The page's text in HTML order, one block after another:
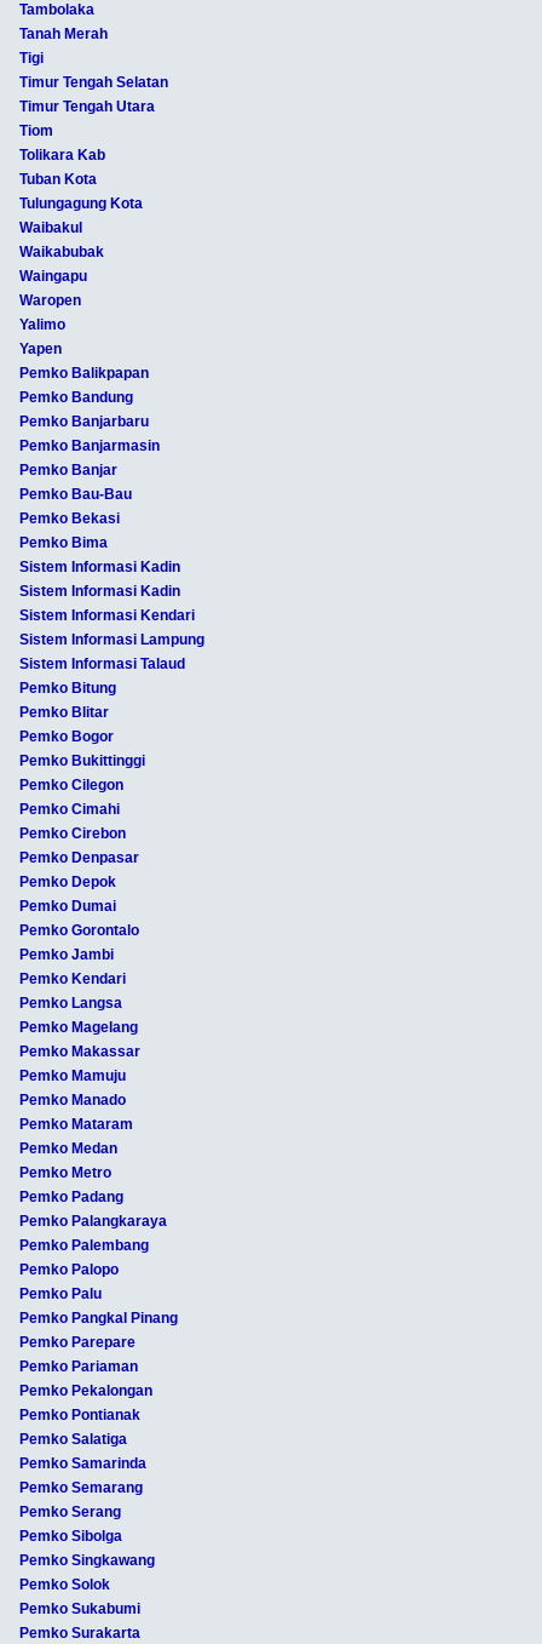
Tambolaka
Tanah Merah
Tigi
Timur Tengah Selatan
Timur Tengah Utara
Tiom
Tolikara Kab
Tuban Kota
Tulungagung Kota
Waibakul
Waikabubak
Waingapu
Waropen
Yalimo
Yapen
Pemko Balikpapan
Pemko Bandung
Pemko Banjarbaru
Pemko Banjarmasin
Pemko Banjar
Pemko Bau-Bau
Pemko Bekasi
Pemko Bima
Sistem Informasi Kadin
Sistem Informasi Kadin
Sistem Informasi Kendari
Sistem Informasi Lampung
Sistem Informasi Talaud
Pemko Bitung
Pemko Blitar
Pemko Bogor
Pemko Bukittinggi
Pemko Cilegon
Pemko Cimahi
Pemko Cirebon
Pemko Denpasar
Pemko Depok
Pemko Dumai
Pemko Gorontalo
Pemko Jambi
Pemko Kendari
Pemko Langsa
Pemko Magelang
Pemko Makassar
Pemko Mamuju
Pemko Manado
Pemko Mataram
Pemko Medan
Pemko Metro
Pemko Padang
Pemko Palangkaraya
Pemko Palembang
Pemko Palopo
Pemko Palu
Pemko Pangkal Pinang
Pemko Parepare
Pemko Pariaman
Pemko Pekalongan
Pemko Pontianak
Pemko Salatiga
Pemko Samarinda
Pemko Semarang
Pemko Serang
Pemko Sibolga
Pemko Singkawang
Pemko Solok
Pemko Sukabumi
Pemko Surakarta